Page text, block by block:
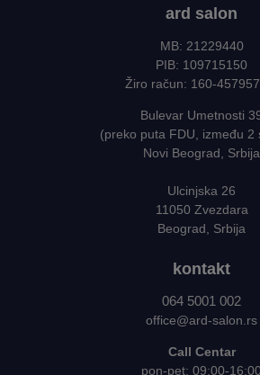
ard salon
MB: 21229440
PIB: 109715150
Žiro račun: 160-
Bulevar Umetnosti
(preko puta FDU, između 2
Novi Beograd, Srbija
Ulcinjska 26
11050 Zvezdara
Beograd, Srbija
kontakt
064 5001 002
office@ard-salon.rs
Call Centar
pon-pet: 09:00-16:00